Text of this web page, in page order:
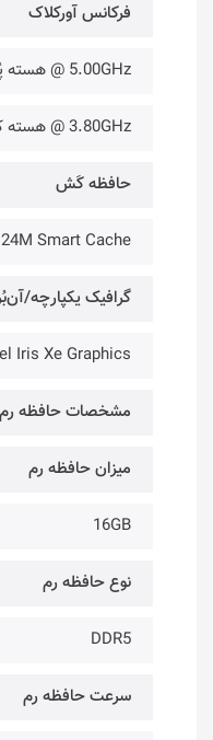
فرکانس آورکلاک
5.00GHz @ هسته پُـر مصرف
3.80GHz @ هسته کم مصرف
حافظه کَش
24M Smart Cache
گرافیک یکپارچه/
Iris Xe Graphics
مشخصات حافظه رم
میزان حافظه رم
16GB
نوع حافظه رم
DDR5
سرعت حافظه رم